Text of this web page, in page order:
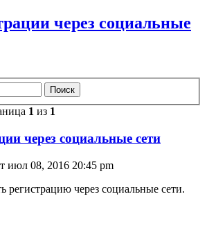
через социальные
1 из 1
через социальные сети
июл 08, 2016 20:45 pm
регистрацию через социальные сети.